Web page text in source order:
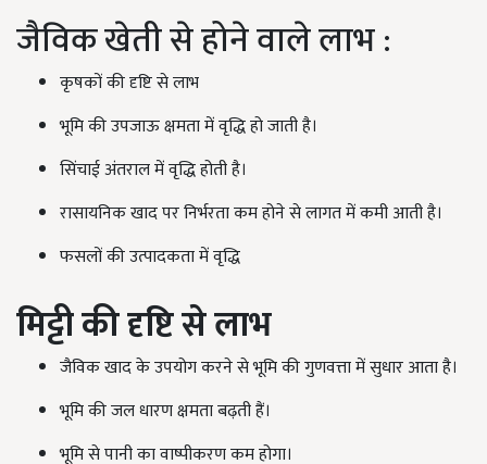
जैविक खेती से होने वाले लाभ :
कृषकों की दृष्टि से लाभ
भूमि की उपजाऊ क्षमता में वृद्धि हो जाती है।
सिंचाई अंतराल में वृद्धि होती है।
रासायनिक खाद पर निर्भरता कम होने से लागत में कमी आती है।
फसलों की उत्पादकता में वृद्धि
मिट्टी की दृष्टि से लाभ
जैविक खाद के उपयोग करने से भूमि की गुणवत्ता में सुधार आता है।
भूमि की जल धारण क्षमता बढ़ती हैं।
भूमि से पानी का वाष्पीकरण कम होगा।